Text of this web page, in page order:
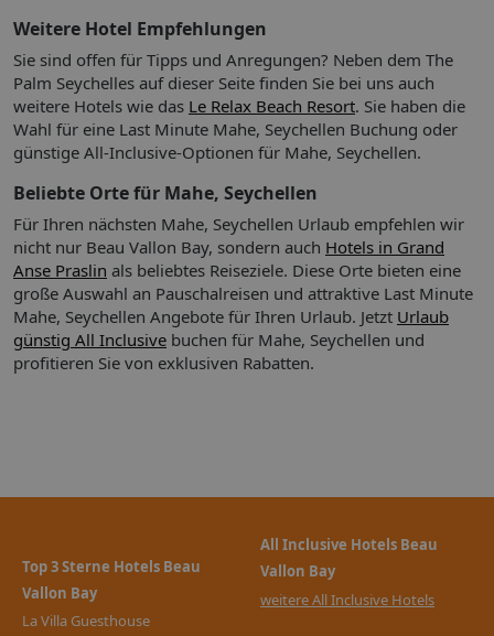
Weitere Hotel Empfehlungen
Sie sind offen für Tipps und Anregungen? Neben dem The
Palm Seychelles auf dieser Seite finden Sie bei uns auch
weitere Hotels wie das Le Relax Beach Resort. Sie haben die
Wahl für eine Last Minute Mahe, Seychellen Buchung oder
günstige All-Inclusive-Optionen für Mahe, Seychellen.
Beliebte Orte für Mahe, Seychellen
Für Ihren nächsten Mahe, Seychellen Urlaub empfehlen wir
nicht nur Beau Vallon Bay, sondern auch Hotels in Grand
Anse Praslin als beliebtes Reiseziele. Diese Orte bieten eine
große Auswahl an Pauschalreisen und attraktive Last Minute
Mahe, Seychellen Angebote für Ihren Urlaub. Jetzt Urlaub
günstig All Inclusive buchen für Mahe, Seychellen und
profitieren Sie von exklusiven Rabatten.
Top 3 Sterne Hotels Beau
Vallon Bay
La Villa Guesthouse
All Inclusive Hotels Beau
Vallon Bay
weitere All Inclusive Hotels